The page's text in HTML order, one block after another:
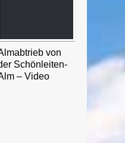
von
Schönleiten-
– Video